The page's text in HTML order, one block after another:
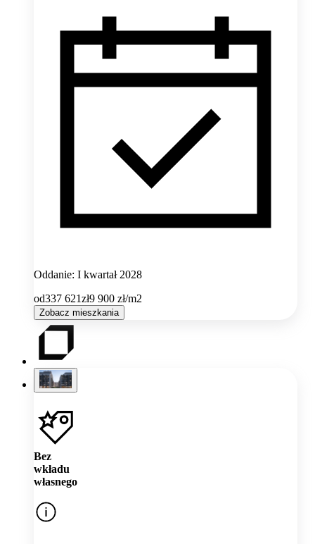
Oddanie: I kwartał 2028
od337 621zł9 900 zł/m2
Zobacz mieszkania
Bez
wkładu
własnego